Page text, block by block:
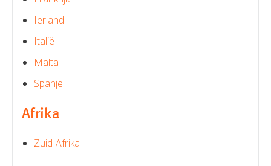
Ierland
Italië
Malta
Spanje
Afrika
Zuid-Afrika